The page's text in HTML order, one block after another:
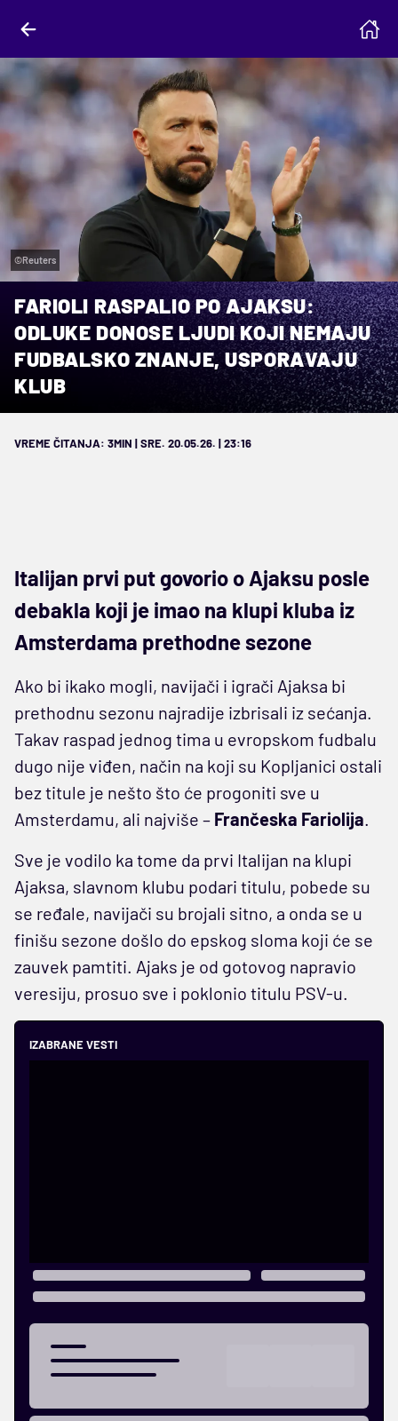
©Reuters
FARIOLI RASPALIO PO AJAKSU:
ODLUKE DONOSE LJUDI KOJI NEMAJU
FUDBALSKO ZNANJE, USPORAVAJU
KLUB
VREME ČITANJA: 3MIN | SRE. 20.05.26. | 23:16
Italijan prvi put govorio o Ajaksu posle
debakla koji je imao na klupi kluba iz
Amsterdama prethodne sezone
Ako bi ikako mogli, navijači i igrači Ajaksa bi
prethodnu sezonu najradije izbrisali iz sećanja.
Takav raspad jednog tima u evropskom fudbalu
dugo nije viđen, način na koji su Kopljanici ostali
bez titule je nešto što će progoniti sve u
Amsterdamu, ali najviše – Frančeska Fariolija.
Sve je vodilo ka tome da prvi Italijan na klupi
Ajaksa, slavnom klubu podari titulu, pobede su
se ređale, navijači su brojali sitno, a onda se u
finišu sezone došlo do epskog sloma koji će se
zauvek pamtiti. Ajaks je od gotovog napravio
veresiju, prosuo sve i poklonio titulu PSV-u.
IZABRANE VESTI